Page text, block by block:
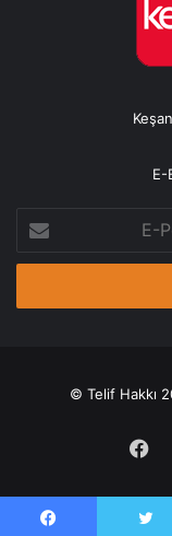
E-
Posta
adresinizi
© Telif Hakkı